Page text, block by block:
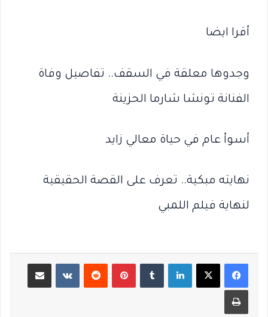
أقرا ايضا
وجدوها معلقة في السقف.. تفاصيل وفاة
الفنانة تونشا شارما الحزينة
أسوأ عام في حياة معالي زايد
نهايته مبكية.. تعرف على القصة الحقيقية
لنهاية فيلم اللمبي
لينكدإن بينتيريست مشاركة عبر البريد
طباعة